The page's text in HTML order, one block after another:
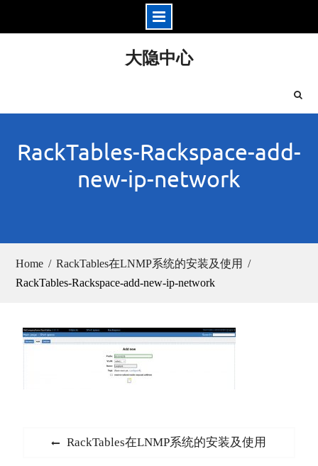
大隐中心
RackTables-Rackspace-add-
new-ip-network
Home
RackTables在LNMP系统的安装及使用
RackTables-Rackspace-add-new-ip-network
Previous
RackTables在LNMP系统的安装及使用